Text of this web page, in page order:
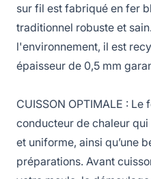
sur fil est fabriqué en fer
traditionnel robuste et
l'environnement, il est
épaisseur de 0,5 mm
CUISSON OPTIMALE :
conducteur de chaleur
et uniforme, ainsi qu’une
préparations. Avant